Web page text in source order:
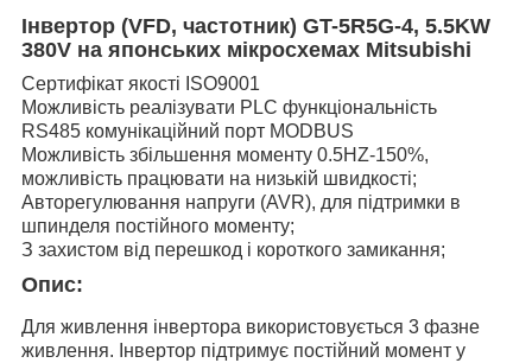
Інвертор (VFD, частотник) GT-5R5G-4, 5.5KW
380V на японських мікросхемах Mitsubishi
Сертифікат якості ISO9001
Можливість реалізувати PLC функціональність
RS485 комунікаційний порт MODBUS
Можливість збільшення моменту 0.5HZ-150%,
можливість працювати на низькій швидкості;
Авторегулювання напруги (AVR), для підтримки в
шпинделя постійного моменту;
З захистом від перешкод і короткого замикання;
Опис:
Для живлення інвертора використовується 3 фазне
живлення. Інвертор підтримує постійний момент у